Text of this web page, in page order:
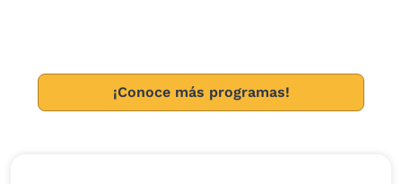
países o distintas zonas geográficas.
¡Conoce más programas!